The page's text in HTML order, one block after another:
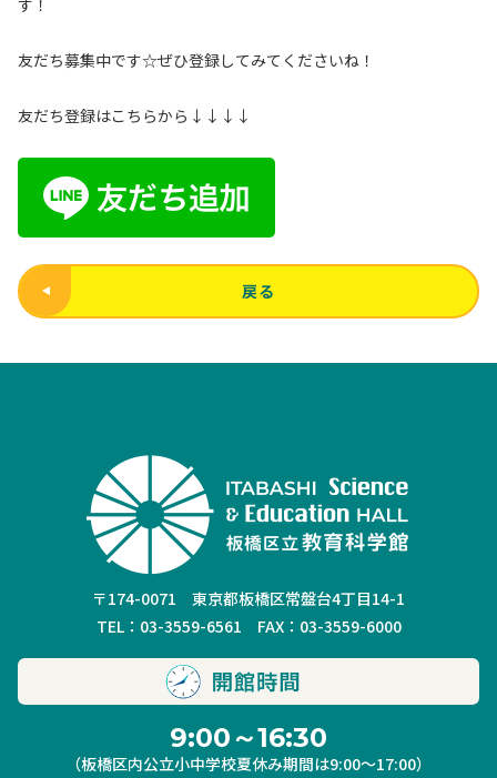
友だち募集中です☆ぜひ登録してみてくださいね！
友だち登録はこちらから↓↓↓↓
戻る
〒174-0071 東京都板橋区常盤台4丁目14-1
TEL：03-3559-6561 FAX：03-3559-6000
9:00～16:30
（板橋区内公立小中学校夏休み期間は9:00～17:00）